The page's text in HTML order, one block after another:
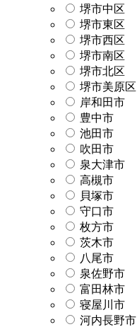
堺市中区
堺市東区
堺市西区
堺市南区
堺市北区
堺市美原区
岸和田市
豊中市
池田市
吹田市
泉大津市
高槻市
貝塚市
守口市
枚方市
茨木市
八尾市
泉佐野市
富田林市
寝屋川市
河内長野市